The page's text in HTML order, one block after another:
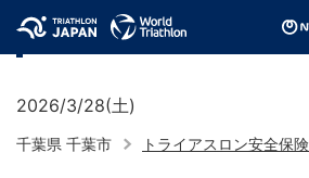
認定記録会（2026/千葉県
2026/3/28(土)
千葉県 千葉市 トライアスロン安全保